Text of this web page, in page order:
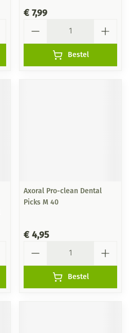
€ 7,99
Bestel
Axoral Pro-clean Dental
Picks M 40
€ 4,95
Bestel